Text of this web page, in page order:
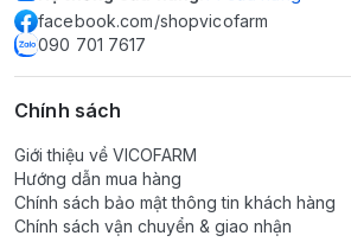
facebook.com/shopvicofarm
090 701 7617
Chính sách
Giới thiệu về VICOFARM
Hướng dẫn mua hàng
Chính sách bảo mật thông tin khách hàng
Chính sách vận chuyển & giao nhận